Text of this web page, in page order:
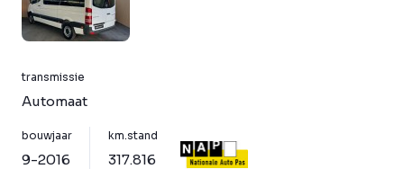
transmissie
Automaat
bouwjaar
9-2016
km.stand
317.816